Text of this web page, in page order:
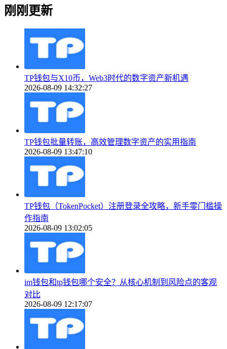
刚刚更新
TP钱包与X10币，Web3时代的数字资产新机遇
2026-08-09 14:32:27
TP钱包批量转账，高效管理数字资产的实用指南
2026-08-09 13:47:10
TP钱包（TokenPocket）注册登录全攻略，新手零门槛操
作指南
2026-08-09 13:02:05
im钱包和tp钱包哪个安全？从核心机制到风险点的客观
对比
2026-08-09 12:17:07